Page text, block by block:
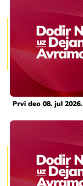
Prvi deo 08. jul 2026.